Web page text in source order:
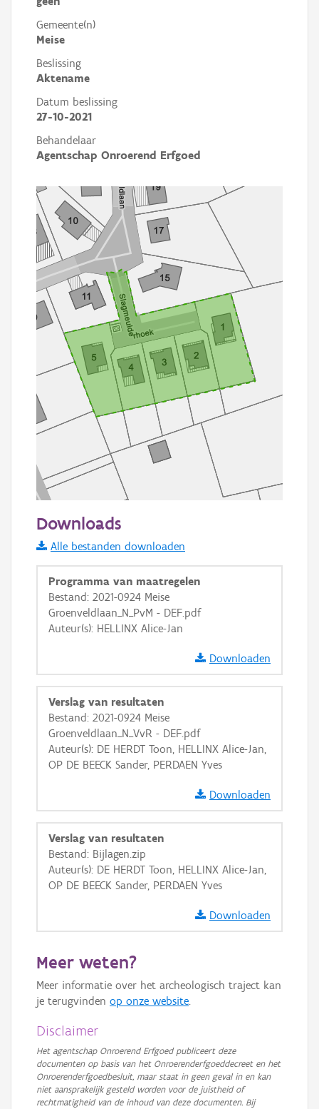
Gemeente(n)
Meise
Beslissing
Aktename
Datum beslissing
27-10-2021
Behandelaar
Agentschap Onroerend Erfgoed
Informatie Vlaanderen
i
+ −
Basis Lagen
OSM-Basiskaart
GRB-Basiskaart in grijswaarden
Downloads
Alle bestanden downloaden
Programma van maatregelen
Bestand: 2021-0924 Meise
Groenveldlaan_N_PvM - DEF.pdf
Auteur(s): HELLINX Alice-Jan
Downloaden
Verslag van resultaten
Bestand: 2021-0924 Meise
Groenveldlaan_N_VvR - DEF.pdf
Auteur(s): DE HERDT Toon, HELLINX Alice-Jan,
OP DE BEECK Sander, PERDAEN Yves
Downloaden
Verslag van resultaten
Bestand: Bijlagen.zip
Auteur(s): DE HERDT Toon, HELLINX Alice-Jan,
OP DE BEECK Sander, PERDAEN Yves
Downloaden
Meer weten?
Meer informatie over het archeologisch traject kan
je terugvinden op onze website.
Disclaimer
Het agentschap Onroerend Erfgoed publiceert deze
documenten op basis van het Onroerenderfgoeddecreet en het
Onroerenderfgoedbesluit, maar staat in geen geval in en kan
niet aansprakelijk gesteld worden voor de juistheid of
rechtmatigheid van de inhoud van deze documenten. Bij